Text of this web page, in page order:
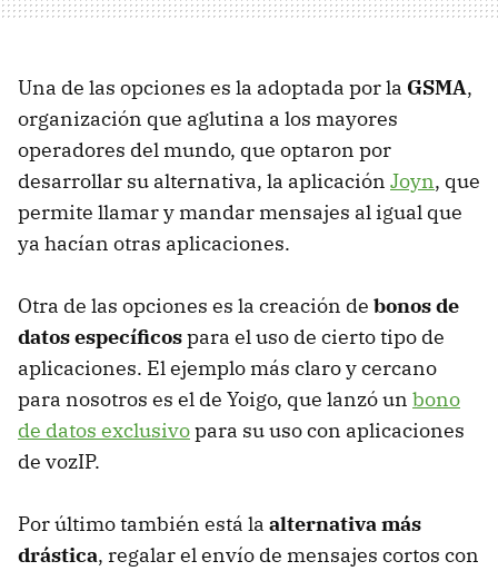
Una de las opciones es la adoptada por la GSMA,
organización que aglutina a los mayores
operadores del mundo, que optaron por
desarrollar su alternativa, la aplicación Joyn, que
permite llamar y mandar mensajes al igual que
ya hacían otras aplicaciones.
Otra de las opciones es la creación de bonos de
datos específicospara el uso de cierto tipo de
aplicaciones. El ejemplo más claro y cercano
para nosotros es el de Yoigo, que lanzó un bono
de datos exclusivopara su uso con aplicaciones
de vozIP.
Por último también está la alternativa más
drástica, regalar el envío de mensajes cortos con